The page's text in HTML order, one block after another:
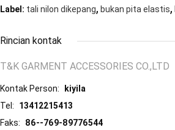
Label: tali nilon dikepang, bukan pita elastis,
Rincian kontak
T&K GARMENT ACCESSORIES CO.,LTD
Kontak Person:
kiyila
Tel:
13412215413
Faks:
86--769-89776544